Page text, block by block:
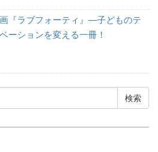
『ラブフォーティ』—子どものテ
ーションを変える一冊！